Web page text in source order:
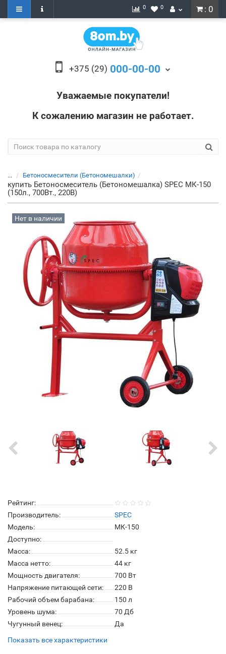
: 0
0 0
+375 (29) 000-00-00
Уважаемые покупатели!
К сожалению магазин не работает.
... Бетоносмесители (Бетономешалки)
купить Бетоносмеситель (Бетономешалка) SPEC МК-150
(150л., 700Вт., 220В)
Нет в наличии
Рейтинг:
Производитель:
SPEC
Модель:
МК-150
Доступно:
Масса:
52.5 кг
Масса нетто:
44 кг
Мощность двигателя:
700 Вт
Напряжение питающей сети:
220 В
Рабочий объем барабана:
150 л
Уровень шума:
70 Дб
Чугунный венец:
Да
Показать все характеристики